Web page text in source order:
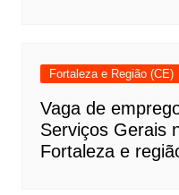
Fortaleza e Região (CE)
Vaga de
Serviços Gerais
Fortaleza e